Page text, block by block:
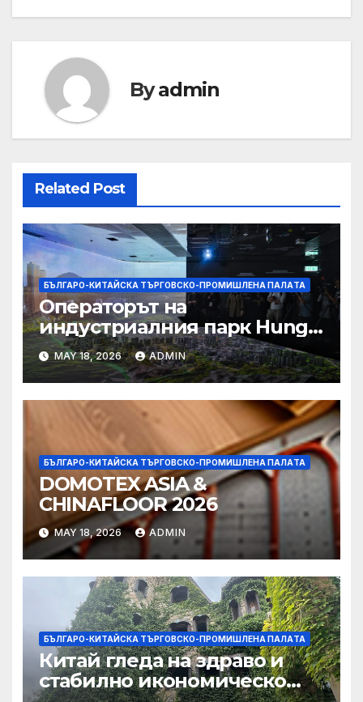
Byadmin
Related Post
БЪЛГАРО-КИТАЙСКА ТЪРГОВСКО-ПРОМИШЛЕНА ПАЛAТА
Операторът на
индустриалния парк Hung
Shui Kiu разглежда
издаването на облигации,
намаляване на данъците за
фирмите
MAY 18, 2026 ADMIN
БЪЛГАРО-КИТАЙСКА ТЪРГОВСКО-ПРОМИШЛЕНА ПАЛAТА
DOMOTEX ASIA &
CHINAFLOOR 2026
MAY 18, 2026 ADMIN
БЪЛГАРО-КИТАЙСКА ТЪРГОВСКО-ПРОМИШЛЕНА ПАЛAТА
Китай гледа на здраво и
стабилно икономическо